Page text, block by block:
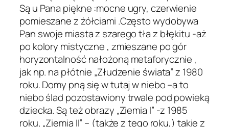
Są u Pana piękne :mocne ugry, czerwienie
pomieszane z żółciami .Często wydobywa
Pan swoje miasta z szarego tła z błękitu -aż
po kolory mistyczne , zmieszane po gór
horyzontalność nałożoną metaforycznie ,
jak np. na płótnie „Złudzenie świata” z 1980
roku. Domy pną się w tutaj w niebo –a to
niebo ślad pozostawiony trwale pod powieką
dziecka. Są też obrazy „Ziemia I” -z 1985
roku, „Ziemia II” – (także z tego roku,) takie z